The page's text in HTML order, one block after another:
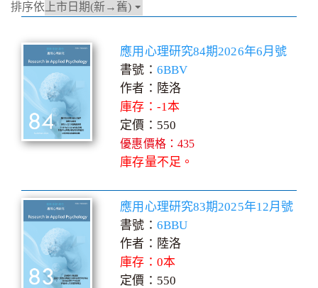
排序依
應用心理研究84期2026年6月號
書號： 6BBV
作者：陸洛
庫存：-1本
定價：550
優惠價格：435
庫存量不足。
應用心理研究83期2025年12月號
書號： 6BBU
作者：陸洛
庫存：0本
定價：550